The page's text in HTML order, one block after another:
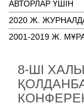
АВТОРЛАР ҮШІН
2020 Ж.
2001-2019 Ж.
8-ШІ